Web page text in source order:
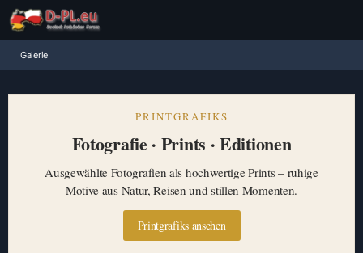
Galerie
PRINTGRAFIKS
Fotografie · Prints · Editionen
Ausgewählte Fotografien als hochwertige Prints – ruhige
Motive aus Natur, Reisen und stillen Momenten.
Printgrafiks ansehen